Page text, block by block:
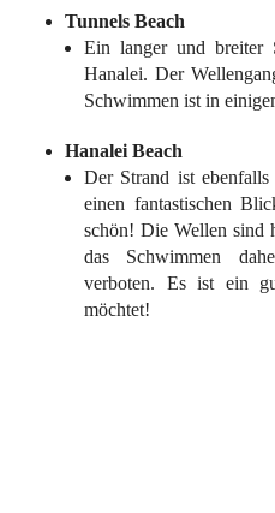
Tunnels Beach
Ein langer und breiter
Hanalei. Der
Schwimmen ist in
Hanalei Beach
Der Strand ist
einen fantastischen
schön! Die Wellen sind
das Schwimmen
verboten. Es ist ein
möchtet!